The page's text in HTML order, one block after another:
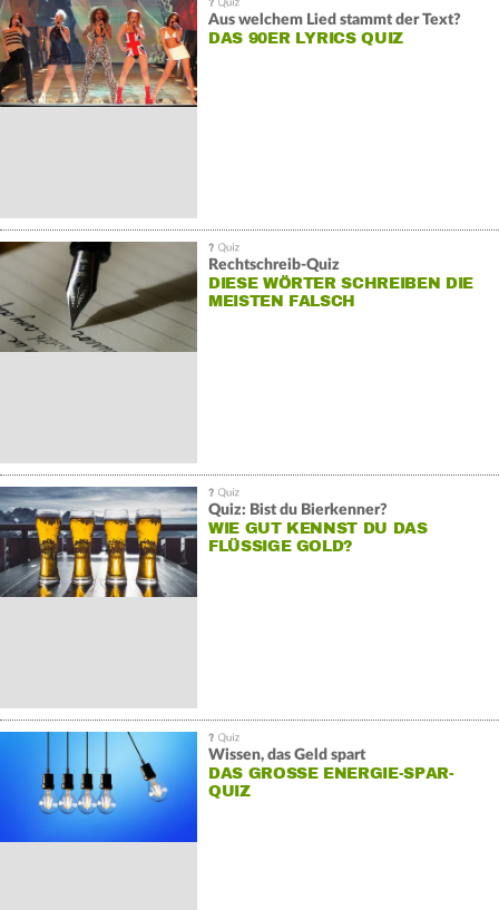
Aus welchem Lied stammt der Text?
DAS 90ER LYRICS QUIZ
Rechtschreib-Quiz
DIESE WÖRTER SCHREIBEN DIE
MEISTEN FALSCH
Quiz: Bist du Bierkenner?
WIE GUT KENNST DU DAS
FLÜSSIGE GOLD?
Wissen, das Geld spart
DAS GROSSE ENERGIE-SPAR-Q
UIZ